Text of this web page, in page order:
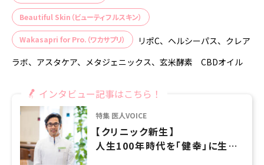
Beautiful Skin（ビューティフルスキン）
Wakasapri for Pro.（ワカサプリ）
リポC、ヘルシーパス、クレア
ラボ、アスタケア、メタジェニックス、玄米酵素 CBDオイル
インタビュー記事はこちら！
特集 医人VOICE
【クリニック新生】
人生100年時代を「健幸」に生き